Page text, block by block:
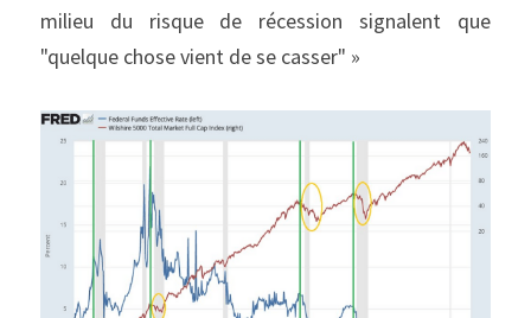
milieu du risque de récession signalent que
"quelque chose vient de se casser" »